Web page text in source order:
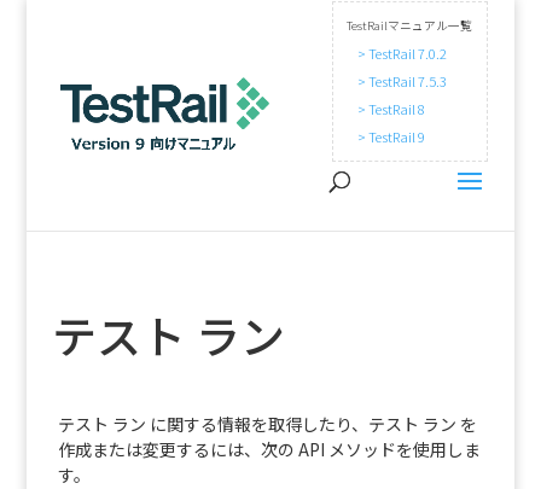
TestRailマニュアル一覧
> TestRail 7.0.2
> TestRail 7.5.3
> TestRail 8
> TestRail 9
テスト ラン
テスト ラン に関する情報を取得したり、テスト ラン を
作成または変更するには、次の API メソッドを使用しま
す。